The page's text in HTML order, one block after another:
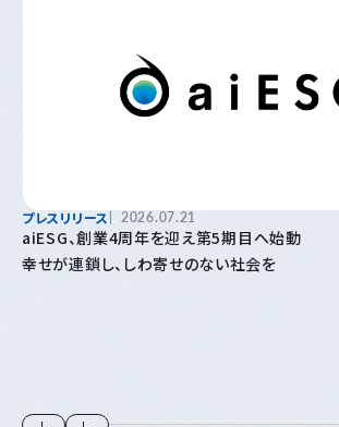
プレスリリース 2026.07.21
aiESG、創業4周年を迎え第5期目へ始動
幸せが連鎖し、しわ寄せのない社会を